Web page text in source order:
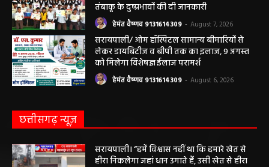
हेमंत वैष्णव 9131614309 - August 7, 2026
महासमुंद राष्ट्रीय तंबाकू नियंत्रण कार्यक्रम के तहत
जागरूकता कार्यशाला आयोजित विद्यार्थियों को
तंबाकू के दुष्प्रभावों की दी जानकारी
हेमंत वैष्णव 9131614309 - August 7, 2026
सरायपाली/ ओम हॉस्पिटल सामान्य बीमारियों से
छत्तीसगढ़ न्यूज़